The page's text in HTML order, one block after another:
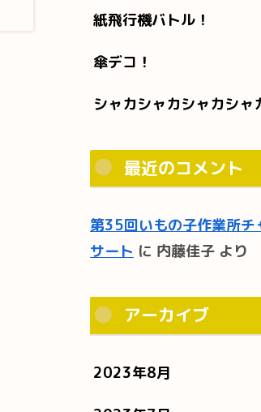
紙飛行機バトル！
傘デコ！
シャカシャカシャカシャ
最近のコメント
第35回いもの子作業所チ
サート に 内藤佳子 より
アーカイブ
2023年8月